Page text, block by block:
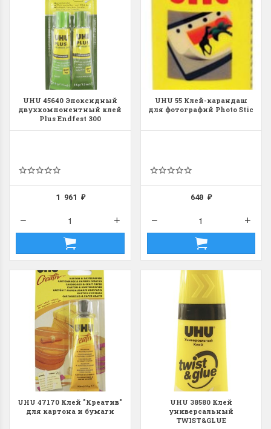
UHU 45640 Эпоксидный
двухкомпонентный клей
Plus Endfest 300
1 961 ₽
UHU 55 Клей-карандаш
для фотографий Photo Stic
640₽
UHU 47170 Клей "Креатив"
для картона и бумаги
UHU 38580 Клeй
универсальный
TWIST&GLUE